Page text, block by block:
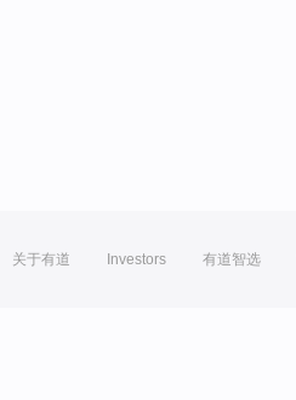
关于有道 Investors 有道智选